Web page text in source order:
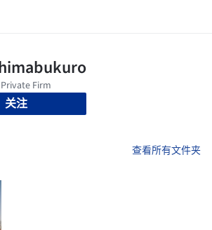
关注
查看所有文件夹